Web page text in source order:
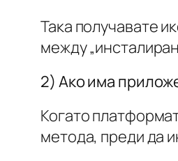
Така получавате
между
2) Ако има
Когато
метода, преди да